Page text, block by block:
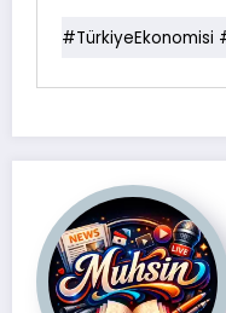
#TürkiyeEkonomisi